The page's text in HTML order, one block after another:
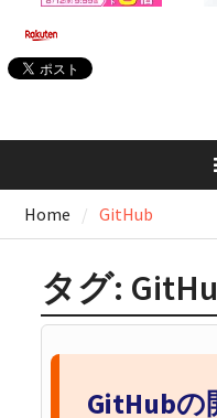
Home GitHub
タグ:
GitHubの